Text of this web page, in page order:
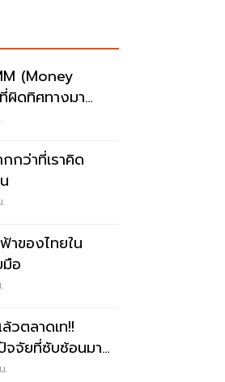
(Money
ผิดทิศทางมา
กกว่าที่เราคิด
าของไทยใน
อ
วตลาดเท!!
จจัยที่ซับซ้อนมาก
.